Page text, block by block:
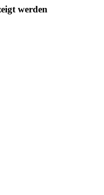
werden